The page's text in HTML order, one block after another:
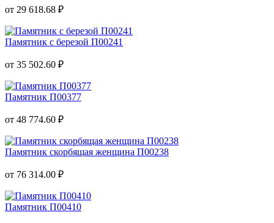
от 29 618.68 ₽
Памятник с березой П00241
от 35 502.60 ₽
Памятник П00377
от 48 774.60 ₽
Памятник скорбящая женщина П00238
от 76 314.00 ₽
Памятник П00410